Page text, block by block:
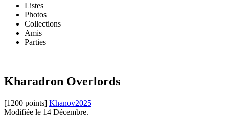
Listes
Photos
Collections
Amis
Parties
Kharadron Overlords
[1200 points] Khanov2025
Modifiée le 14 Décembre.